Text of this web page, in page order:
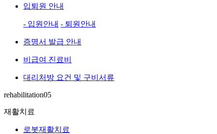
입퇴원 안내
- 입원안내 - 퇴원안내
증명서 발급 안내
비급여 진료비
대리처방 요건 및 구비서류
rehabilitation05
재활치료
로봇재활치료